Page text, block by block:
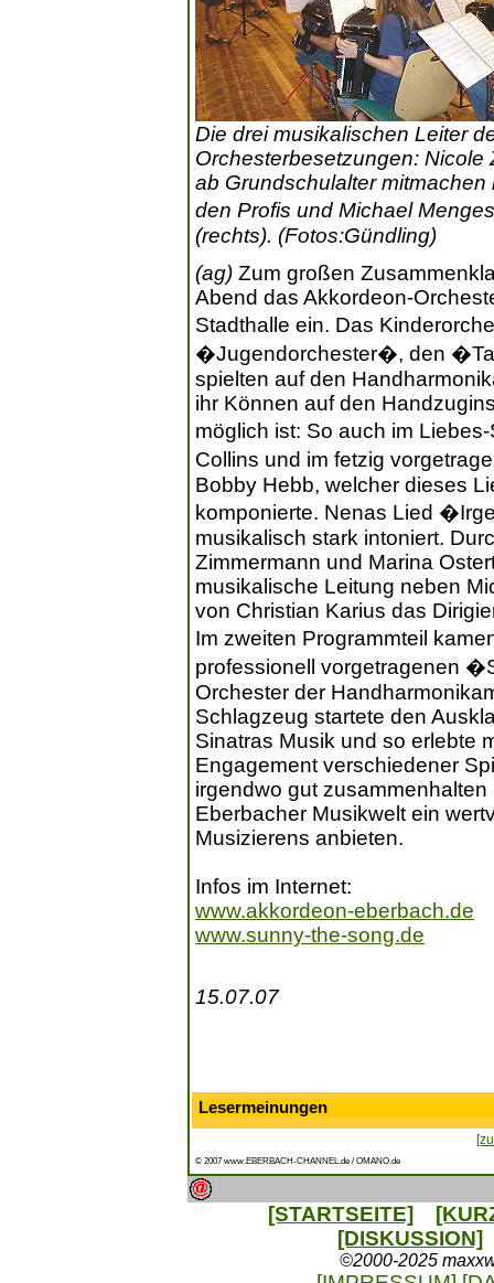
Die drei musikalischen Leiter
Orchesterbesetzungen: Nicole
ab Grundschulalter
den Profis und Michael
(rechts). (Fotos:Gündling)
(ag) Zum großen
Abend das Akkordeon-
Stadthalle ein. Das
�Jugendorchester�, den
spielten auf den
ihr Können auf den
möglich ist: So auch im
Collins und im fetzig
Bobby Hebb, welcher dieses
komponierte. Nenas Lied
musikalisch stark intoniert.
Zimmermann und Marina
musikalische Leitung neben
von Christian Karius das
Im zweiten Programmteil
professionell vorgetragenen
Orchester der
Schlagzeug startete den
Sinatras Musik und so erlebte
Engagement verschiedener
irgendwo gut
Eberbacher Musikwelt ein
Musizierens anbieten.
Infos im Internet:
www.akkordeon-eberbach.de
www.sunny-the-song.de
15.07.07
Lesermeinungen
© 2007 www.EBERBACH-CHANNEL.de / OMANO.de
[STARTSEITE]
[DISKUSSION]
©2000-2025